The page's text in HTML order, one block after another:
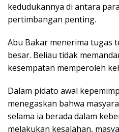
kedudukannya di antara
pertimbangan penting.
Abu Bakar menerima tugas
besar. Beliau tidak
kesempatan memperoleh
Dalam pidato awal
menegaskan bahwa
selama ia berada dalam
melakukan kesalahan,